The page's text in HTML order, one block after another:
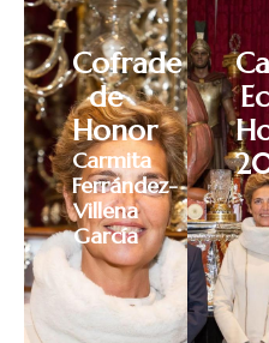
Carmita
Ferrández-
Villena
García
Cofrade
de
Honor